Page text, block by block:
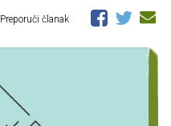
Preporuči članak